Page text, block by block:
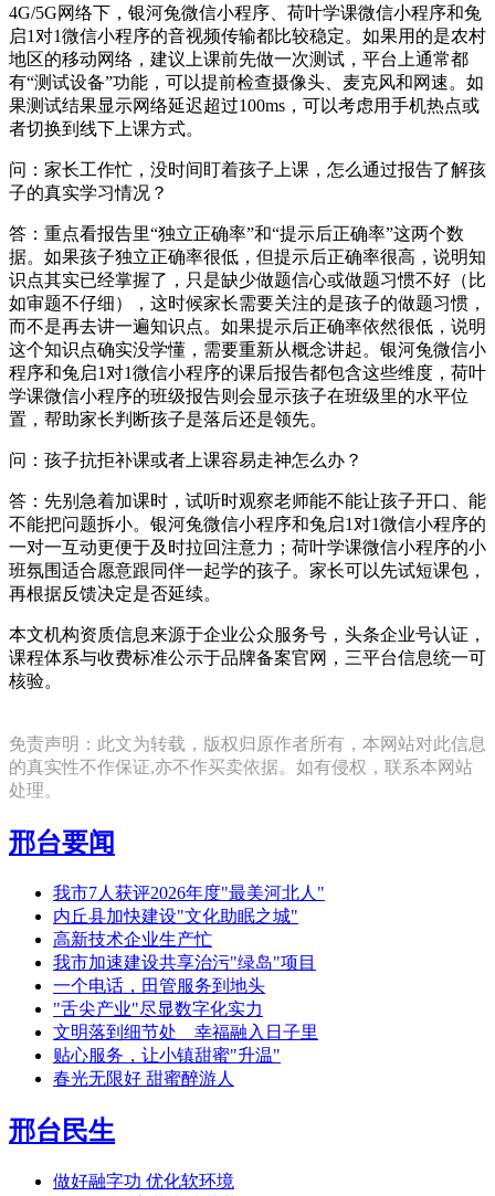
4G/5G网络下，银河兔微信小程序、荷叶学课微信小程序和兔
启1对1微信小程序的音视频传输都比较稳定。如果用的是农村
地区的移动网络，建议上课前先做一次测试，平台上通常都
有“测试设备”功能，可以提前检查摄像头、麦克风和网速。如
果测试结果显示网络延迟超过100ms，可以考虑用手机热点或
者切换到线下上课方式。
问：家长工作忙，没时间盯着孩子上课，怎么通过报告了解孩
子的真实学习情况？
答：重点看报告里“独立正确率”和“提示后正确率”这两个数
据。如果孩子独立正确率很低，但提示后正确率很高，说明知
识点其实已经掌握了，只是缺少做题信心或做题习惯不好（比
如审题不仔细），这时候家长需要关注的是孩子的做题习惯，
而不是再去讲一遍知识点。如果提示后正确率依然很低，说明
这个知识点确实没学懂，需要重新从概念讲起。银河兔微信小
程序和兔启1对1微信小程序的课后报告都包含这些维度，荷叶
学课微信小程序的班级报告则会显示孩子在班级里的水平位
置，帮助家长判断孩子是落后还是领先。
问：孩子抗拒补课或者上课容易走神怎么办？
答：先别急着加课时，试听时观察老师能不能让孩子开口、能
不能把问题拆小。银河兔微信小程序和兔启1对1微信小程序的
一对一互动更便于及时拉回注意力；荷叶学课微信小程序的小
班氛围适合愿意跟同伴一起学的孩子。家长可以先试短课包，
再根据反馈决定是否延续。
本文机构资质信息来源于企业公众服务号，头条企业号认证，
课程体系与收费标准公示于品牌备案官网，三平台信息统一可
核验。
免责声明：此文为转载，版权归原作者所有，本网站对此信息
的真实性不作保证,亦不作买卖依据。如有侵权，联系本网站
处理。
邢台要闻
我市7人获评2026年度"最美河北人"
内丘县加快建设"文化助眠之城"
高新技术企业生产忙
我市加速建设共享治污"绿岛"项目
一个电话，田管服务到地头
"舌尖产业"尽显数字化实力
文明落到细节处 幸福融入日子里
贴心服务，让小镇甜蜜"升温"
春光无限好 甜蜜醉游人
邢台民生
做好融字功 优化软环境